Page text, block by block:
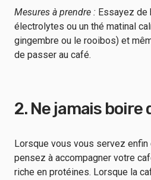
Mesures à prendre : Essayez de
électrolytes ou un thé matinal
gingembre ou le rooibos) et
de passer au café.
2. Ne jamais boire
Lorsque vous vous servez
pensez à accompagner votre
riche en protéines. Lorsque la